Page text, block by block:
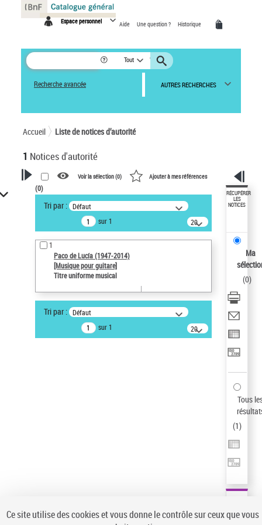
Espace personnel Aide Une question ? Historique
Tout
Recherche avancée AUTRES RECHERCHES
Accueil Liste de notices d’autorité
1 Notices d'autorité
VOTRE RECHERCHE
Recherche avancée dans les
notices d’autorité
Œuvres liées à l'auteur :
Paco de Lucía (1947-2014)
Type de notice d'autorité
Voir la sélection (0) Ajouter à mes références
(0)
Tri par : Défaut
sur 1
20
résultats/page
1
Paco de Lucía (1947-2014)
[Musique pour guitare]
Titre uniforme musical
Tri par : Défaut
sur 1
20
résultats/page
RÉCUPÉRER
LES
NOTICES
Ma
(0)
Tous
(1)
Panneau de gestion des cookies
Ce site utilise des cookies et vous donne le contrôle sur ceux que vous